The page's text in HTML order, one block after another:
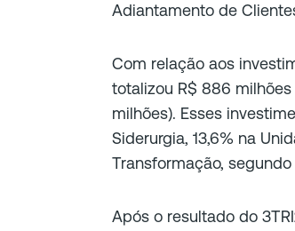
Adiantamento de
Com relação aos
totalizou R$ 886 milhões
milhões). Esses
Siderurgia, 13,6% na
Transformação,
Após o resultado do